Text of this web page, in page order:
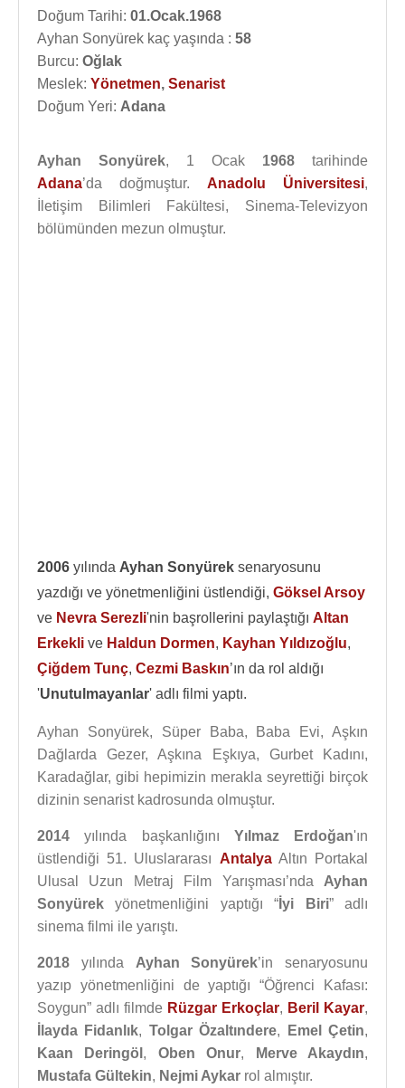
Doğum Tarihi: 01.Ocak.1968
Ayhan Sonyürek kaç yaşında : 58
Burcu: Oğlak
Meslek: Yönetmen, Senarist
Doğum Yeri: Adana
Ayhan Sonyürek, 1 Ocak 1968 tarihinde
Adana’da doğmuştur. Anadolu Üniversitesi,
İletişim Bilimleri Fakültesi, Sinema-Televizyon
bölümünden mezun olmuştur.
2006 yılında Ayhan Sonyürek senaryosunu
yazdığı ve yönetmenliğini üstlendiği, Göksel Arsoy
ve Nevra Serezli'nin başrollerini paylaştığı Altan
Erkekli ve Haldun Dormen, Kayhan Yıldızoğlu,
Çiğdem Tunç, Cezmi Baskın’ın da rol aldığı
'Unutulmayanlar' adlı filmi yaptı.
Ayhan Sonyürek, Süper Baba, Baba Evi, Aşkın
Dağlarda Gezer, Aşkına Eşkıya, Gurbet Kadını,
Karadağlar, gibi hepimizin merakla seyrettiği birçok
dizinin senarist kadrosunda olmuştur.
2014 yılında başkanlığını Yılmaz Erdoğan'ın
üstlendiği 51. Uluslararası AntalyaAltın Portakal
Ulusal Uzun Metraj Film Yarışması’nda Ayhan
Sonyürek yönetmenliğini yaptığı “ İyi Biri” adlı
sinema filmi ile yarıştı.
2018 yılında Ayhan Sonyürek’in senaryosunu
yazıp yönetmenliğini de yaptığı “Öğrenci Kafası:
Soygun” adlı filmde Rüzgar Erkoçlar, Beril Kayar,
İlayda Fidanlık, Tolgar Özaltındere, Emel Çetin,
Kaan Deringöl , Oben Onur, Merve Akaydın,
Mustafa Gültekin, Nejmi Aykar rol almıştır.